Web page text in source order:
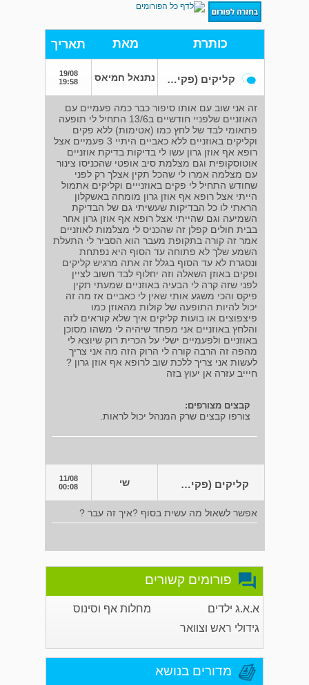
כותרת מאת תאריך
קליקים (פקים) באוזניים נתנאל חמיאס
19/08
19:58
זה אני שוב עם אותו סיפור כבר כמה פעמיים עם
האוזניים שלפניי חודשיים ב13/6 התחיל לי תופעה
פתאומי לבד של לחץ כמו (אטימות) ללא פקים
וקליקים באוזניים ללא כאביים היתיי 3 פעמיים אצל
רופא אף אוזן גרון עשו לי בדיקות בדיקת אוזניים
אוטוסקופית וגם מצלמת סיב אופטי שהכניסו צינור
עם מצלמה אמרו לי שהכל תקין אצלך רק לפני
שחודש התחיל לי פקים באוזנייים וקליקים אתמול
הייתי אצל רופא אף אוזן גרון מומחה באשקלון
הראתי לו כל הבדיקות שעשיתי גם של הבדיקת
השמיעה וגם שהייתי אצל רופא אף אוזן גרון אחר
בבית חולים קפלן זה שהכניס לי מצלמות לאוזניים
אמר זה קורה בתקופת מעבר הוא הסביר לי התעלת
השמע שלך לא פתוחה עד הסוף היא נפתחת
ונסגרת לא עד הסוף בגלל זה אתה מרגיש קליקים
ופקים באוזן השאלה וזה יחלוף לבד חשוב לציין
לפני שזה קרה לי הבעיה באוזניים שמעתי תקין
פיקס והכי משגע אותי שאין לי כאביים אז מה זה
יכול להיות התופעה של קולות מהאוזן כמו
פיצפוצים או בועות קליקים איך שלא קוראים לזה
והלחץ באוזניים אני מפחד שיהיה לי משהו מסוכן
באוזניים ולפעמיים ישלי על הכרית רוק שיוצא לי
מהפה זה הרבה קורה לי הרוק הזה מה אני צריך
לעשות אני צריך ללכת שוב לרופא אף אוזן גרון ?
חיייב עזרה אן יעוץ בזה
קבצים מצורפים:
צורפו קבצים שרק המנהל יכול לראות.
קליקים (פקים) באוזניים שי
11/08
00:08
אפשר לשאול מה עשית בסוף ?איך זה עבר ?
פורומים קשורים
א.א.ג ילדים
מחלות אף וסינוס
גידולי ראש וצוואר
מדורים בנושא